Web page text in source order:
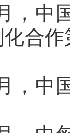
，中
合
，中